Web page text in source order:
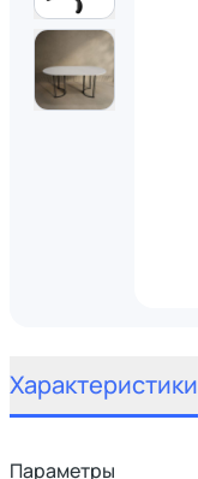
Характеристики
Параметры